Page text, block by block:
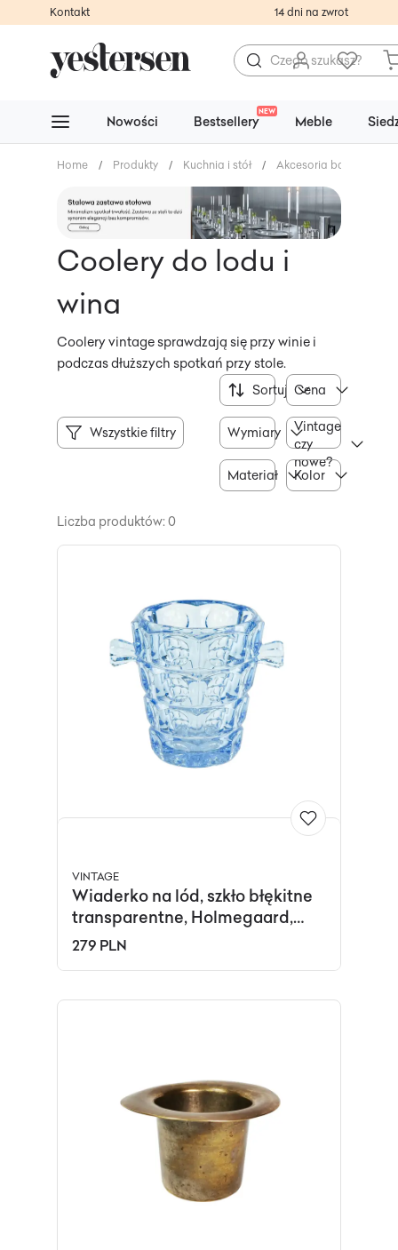
Kontakt 14 dni na zwrot
Nowości Bestsellery
NEW
Meble
Home / Produkty / Kuchnia i stół / Akcesoria barowe
Coolery do lodu i
wina
Coolery vintage sprawdzają się przy winie i
podczas dłuższych spotkań przy stole.
Wszystkie filtry
Sortuj Cena
Wymiary
Vintage
czy
nowe?
Materiał Kolor
Liczba produktów: 0
VINTAGE
Wiaderko na lód, szkło błękitne
transparentne, Holmegaard,
Dania, lata 70.
279 PLN